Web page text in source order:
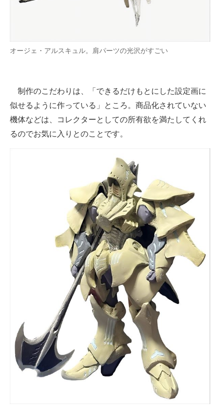
オージェ・アルスキュル。肩パーツの光沢がすごい
制作のこだわりは、「できるだけもとにした設定画に
似せるように作っている」ところ。商品化されていない
機体などは、コレクターとしての所有欲を満たしてくれ
るのでお気に入りとのことです。